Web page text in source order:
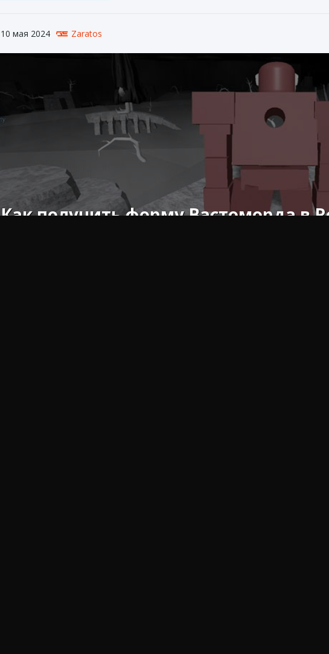
10 мая 2024 Zaratos
Как получить форму Вастоморда в